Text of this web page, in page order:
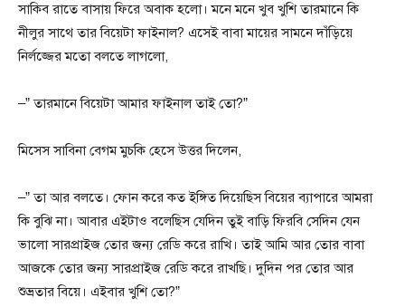
সাকিব রাতে বাসায় ফিরে অবাক হলো। মনে মনে খুব খুশি তারমানে কি
নীলুর সাথে তার বিয়েটা ফাইনাল? এসেই বাবা মায়ের সামনে দাঁড়িয়ে
নির্লজ্জের মতো বলতে লাগলো,
–” তারমানে বিয়েটা আমার ফাইনাল তাই তো?”
মিসেস সাবিনা বেগম মুচকি হেসে উত্তর দিলেন,
–” তা আর বলতে। ফোন করে কত ইঙ্গিত দিয়েছিস বিয়ের ব্যাপারে আমরা
কি বুঝি না। আবার এইটাও বলেছিস যেদিন তুই বাড়ি ফিরবি সেদিন যেন
ভালো সারপ্রাইজ তোর জন্য রেডি করে রাখি। তাই আমি আর তোর বাবা
আজকে তোর জন্য সারপ্রাইজ রেডি করে রাখছি। দুদিন পর তোর আর
শুভ্রতার বিয়ে। এইবার খুশি তো?”